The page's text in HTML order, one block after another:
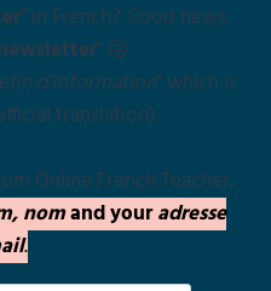
" in French? Good news:
" 😜
d’information" which is
translation).
Online French Teacher,
nomand youradresse
.